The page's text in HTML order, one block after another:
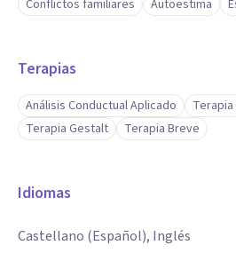
con Canva y redes sociales. Mi
integral del ser humano.
Soy una persona comprometida,
procesos de transformación y
Conflictos familiares
Autoestima
Terapias
Análisis Conductual Aplicado
Terapia Gestalt
Terapia Breve
Idiomas
Castellano (Español), Inglés